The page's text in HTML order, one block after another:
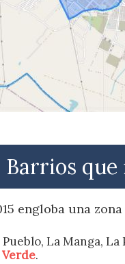
Barrios que
engloba una
Pueblo, La Manga, La
.